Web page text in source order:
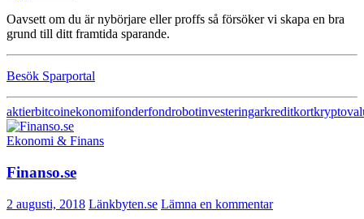
Oavsett om du är nybörjare eller proffs så försöker vi skapa en bra
grund till ditt framtida sparande.
Besök Sparportal
aktierbitcoinekonomifonderfondrobotinvesteringarkreditkort
Ekonomi & Finans
Finanso.se
2 augusti, 2018 Länkbyten.se Lämna en kommentar